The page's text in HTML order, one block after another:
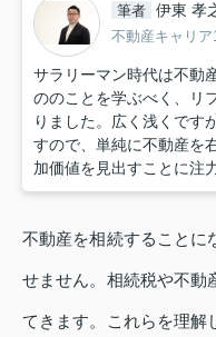
筆者 伊東 孝
不動産キャリア
サラリーマン時代は不動
ののことを学ぶべく、リ
りました。広く浅くです
すので、単純に不動産を
加価値を見出すことに注
不動産を相続することに
せません。相続税や不動
てきます。これらを理解